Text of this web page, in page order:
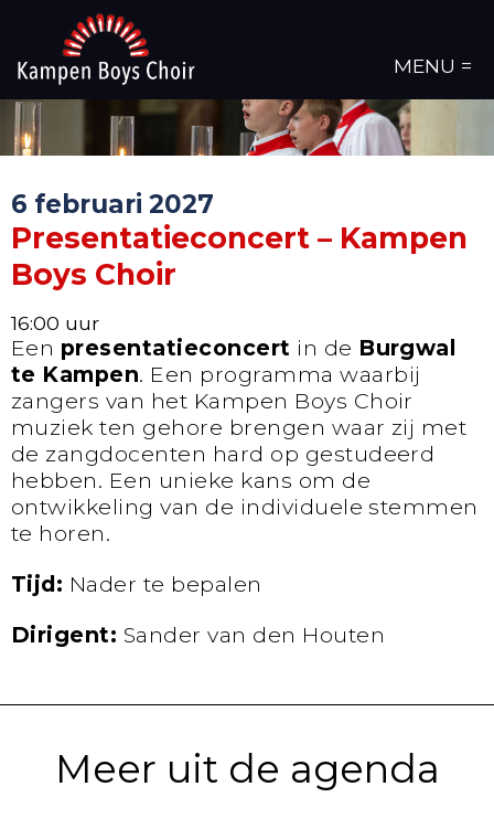
MENU =
6 februari 2027
Presentatieconcert – Kampen
Boys Choir
16:00 uur
Een presentatieconcert in de Burgwal
te Kampen. Een programma waarbij
zangers van het Kampen Boys Choir
muziek ten gehore brengen waar zij met
de zangdocenten hard op gestudeerd
hebben. Een unieke kans om de
ontwikkeling van de individuele stemmen
te horen.
Tijd: Nader te bepalen
Dirigent: Sander van den Houten
Meer uit de agenda